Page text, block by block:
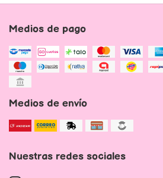
Medios de pago
Medios de envío
Nuestras redes sociales